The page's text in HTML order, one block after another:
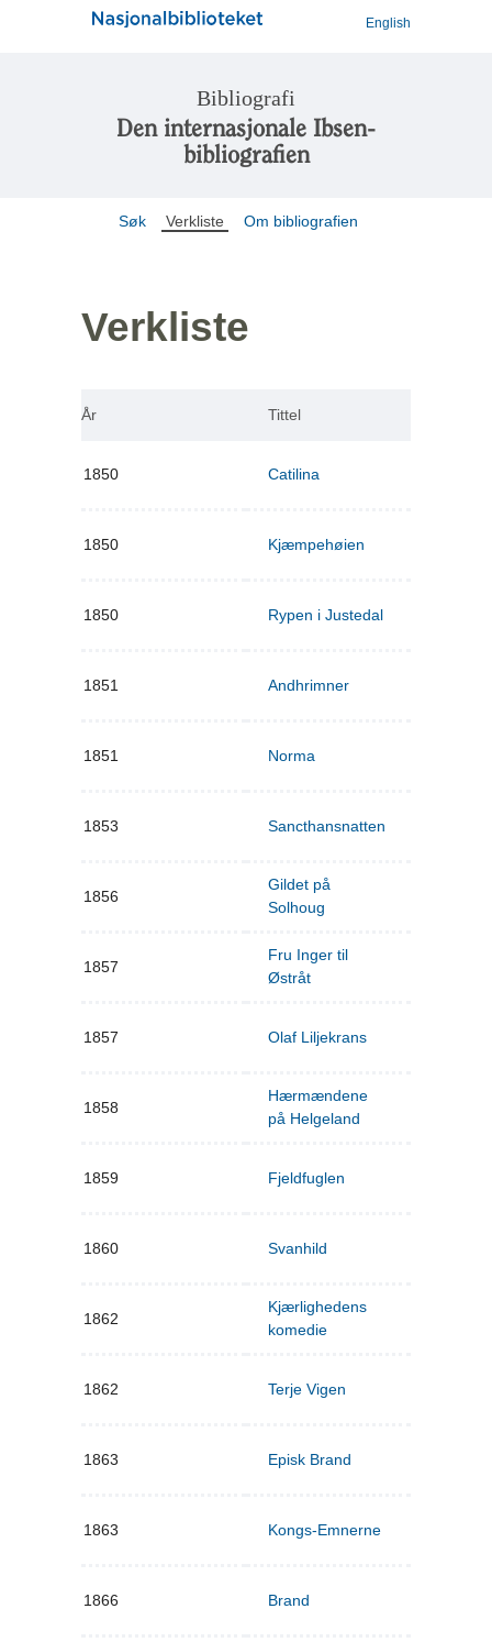
English
Bibliografi
Den internasjonale Ibsen-
bibliografien
Søk Verkliste Om bibliografien
Verkliste
År Tittel
1850 Catilina
1850 Kjæmpehøien
1850 Rypen i Justedal
1851 Andhrimner
1851 Norma
1853 Sancthansnatten
1856
Gildet på
Solhoug
1857
Fru Inger til
Østråt
1857 Olaf Liljekrans
1858
Hærmændene
på Helgeland
1859 Fjeldfuglen
1860 Svanhild
1862
Kjærlighedens
komedie
1862 Terje Vigen
1863 Episk Brand
1863 Kongs-Emnerne
1866 Brand